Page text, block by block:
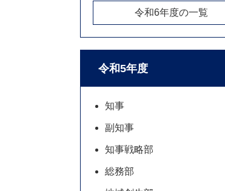
令和6年度の一覧
令和5年度
知事
副知事
知事戦略部
総務部